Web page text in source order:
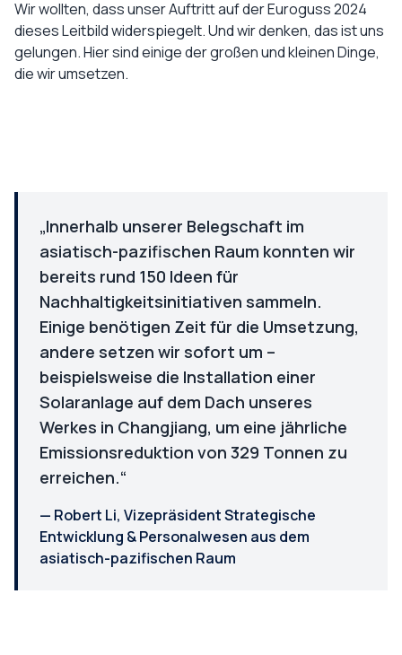
Wir wollten, dass unser Auftritt auf der Euroguss 2024
dieses Leitbild widerspiegelt. Und wir denken, das ist uns
gelungen. Hier sind einige der großen und kleinen Dinge,
die wir umsetzen.
„Innerhalb unserer Belegschaft im
asiatisch-pazifischen Raum konnten wir
bereits rund 150 Ideen für
Nachhaltigkeitsinitiativen sammeln.
Einige benötigen Zeit für die Umsetzung,
andere setzen wir sofort um –
beispielsweise die Installation einer
Solaranlage auf dem Dach unseres
Werkes in Changjiang, um eine jährliche
Emissionsreduktion von 329 Tonnen zu
erreichen.“
— Robert Li, Vizepräsident Strategische
Entwicklung & Personalwesen aus dem
asiatisch-pazifischen Raum